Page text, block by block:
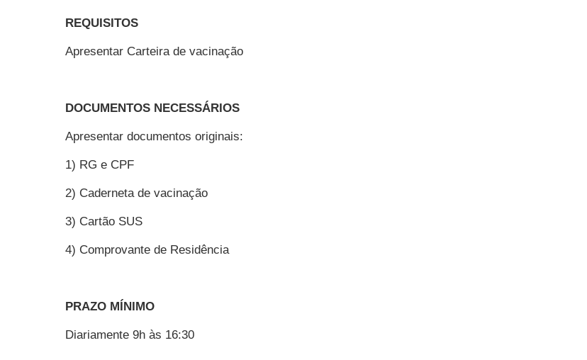
REQUISITOS
Apresentar Carteira de vacinação
DOCUMENTOS NECESSÁRIOS
Apresentar documentos originais:
1) RG e CPF
2) Caderneta de vacinação
3) Cartão SUS
4) Comprovante de Residência
PRAZO MÍNIMO
Diariamente 9h às 16:30